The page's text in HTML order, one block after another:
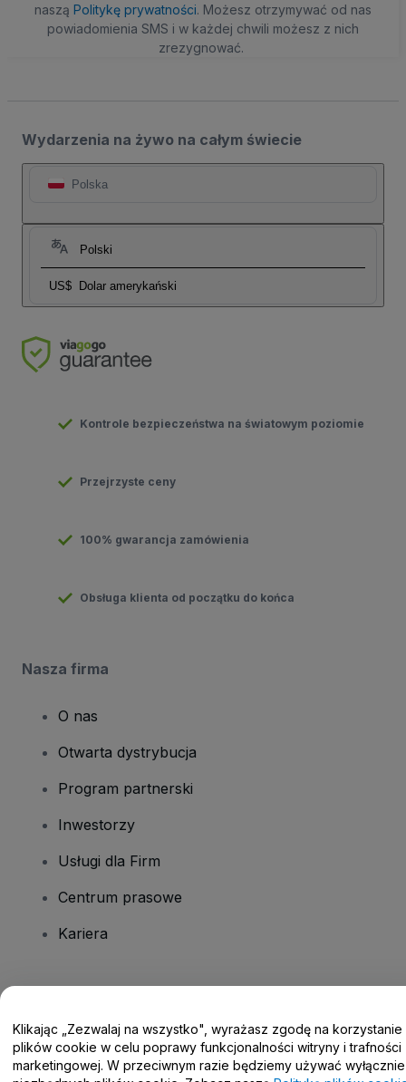
naszą Politykę prywatności. Możesz otrzymywać od nas
powiadomienia SMS i w każdej chwili możesz z nich
zrezygnować.
Wydarzenia na żywo na całym świecie
Polska
Polski
US$ Dolar amerykański
Kontrole bezpieczeństwa na światowym poziomie
Przejrzyste ceny
100% gwarancja zamówienia
Obsługa klienta od początku do końca
Nasza firma
O nas
Otwarta dystrybucja
Program partnerski
Inwestorzy
Usługi dla Firm
Centrum prasowe
Kariera
Centrum pomocy / Skontaktuj się z nami
Klikając „Zezwalaj na wszystko", wyrażasz zgodę na korzystanie
plików cookie w celu poprawy funkcjonalności witryny i trafności
marketingowej. W przeciwnym razie będziemy używać wyłącznie